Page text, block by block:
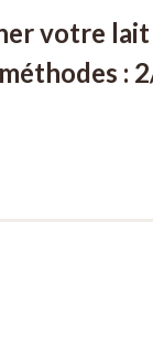
votre lait
: